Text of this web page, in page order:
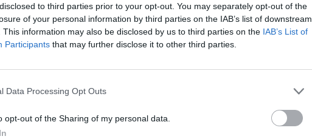
to third parties prior to your opt-out. You may separately opt-out of the
of your personal information by third parties on the IAB’s list of downstream
This information may also be disclosed by us to third parties on the IAB’s List of
Participants that may further disclose it to other third parties.
Data Processing Opt Outs
opt-out of the Sharing of my personal data.
omega-3)